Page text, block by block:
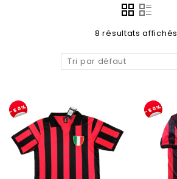
8 résultats affichés
Tri par défaut
-50% -50%